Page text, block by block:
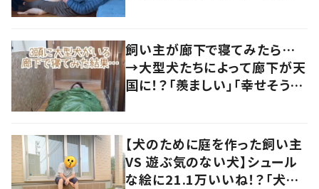
飼い主が廊下で寝てみたら…
→大型犬たちによって廊下が天
国に！？「羨ましい」「幸せそう」
【犬のために庭を作った飼い主
VS 遊ぶ気のない犬】シュール
な絵に21.1万いいね！？「犬の